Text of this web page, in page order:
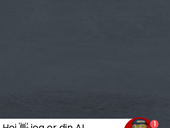
1